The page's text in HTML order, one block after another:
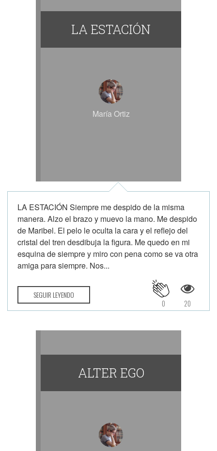
LA ESTACIÓN
María Ortiz
LA ESTACIÓN Siempre me despido de la misma
manera. Alzo el brazo y muevo la mano. Me despido
de Maribel. El pelo le oculta la cara y el reflejo del
cristal del tren desdibuja la figura. Me quedo en mi
esquina de siempre y miro con pena como se va otra
amiga para siempre. Nos...
SEGUIR LEYENDO
20
0
ALTER EGO